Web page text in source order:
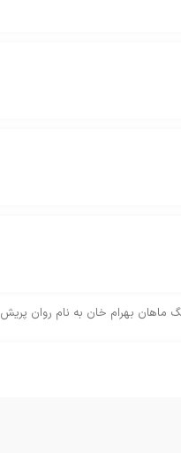
ماهان بهرام خان به نام روان پریش